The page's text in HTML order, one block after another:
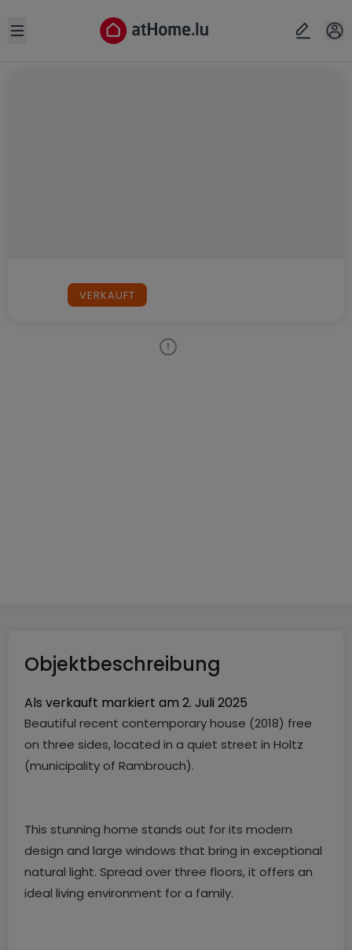
Open sidebar
VERKAUFT
Objektbeschreibung
Als verkauft markiert am 2. Juli 2025
Beautiful recent contemporary house (2018) free
on three sides, located in a quiet street in Holtz
(municipality of Rambrouch).
This stunning home stands out for its modern
design and large windows that bring in exceptional
natural light. Spread over three floors, it offers an
ideal living environment for a family.